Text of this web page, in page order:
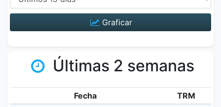
Graficar
Últimas 2 semanas
Fecha
TRM